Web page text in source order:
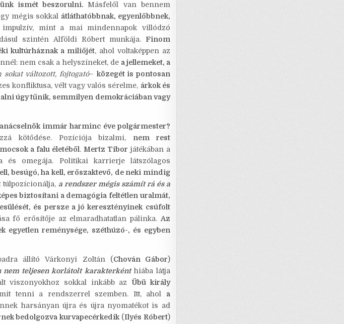
ismét beszorulni. Másfelől van bennem
mégis sokkal átláthatóbbnak, egyenlőbbnek,
mint a mai mindennapok villódzó
szintén Alföldi Róbert munkája. Finom
kultúrháznak a miliőjét, ahol voltaképpen az
nem csak a helyszíneket, de a jellemeket, a
sokat változott, fojtogató– közegét is pontosan
konfliktusa, vélt vagy valós sérelme, árkok és
úgy tűnik, semmilyen demokráciában vagy
immár harminc éve polgármester?
kötődése. Pozíciója bizalmi, nem rest
a falu életéből . Mertz Tibor játékában a
és omegája. Politikai karrierje látszólagos
besúgó, ha kell, erőszaktevő, de neki mindig
túlpozícionálja, a rendszer mégis számít rá és a
biztosítani a demagógia feltétlen uralmát,
és persze a jó keresztényinek csúfolt
fő erősítője az elmaradhatatlan pálinka. Az
egyetlen reménysége, széthúzó-, és egyben
állító Várkonyi Zoltán (Chován Gábor)
nem teljesen korlátolt karakterkénthiába látja
viszonyokhoz sokkal inkább azÜbü király
tenni a rendszerrel szemben. Itt, ahol a
harsányan újra és újra nyomatékot is ad
bedolgozva kurvapecérkedik(Ilyés Róbert)